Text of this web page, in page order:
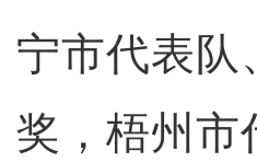
宁市代表队
奖，梧州市